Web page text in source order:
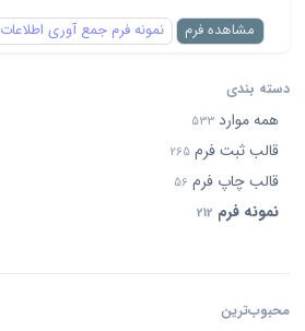
مشاهده فرم نمونه فرم جمع آوری اطلاعات
دسته بندی
همه موارد 533
قالب ثبت فرم 265
قالب چاپ فرم 56
نمونه فرم 212
محبوب‌ترین‌